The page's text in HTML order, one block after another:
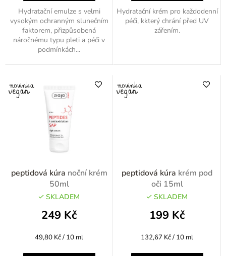
Hydratační emulze s velmi
vysokým ochranným slunečním
faktorem, přizpůsobená
náročnému typu pleti a péči v
podmínkách...
Hydratační krém pro každodenní
péči, kkterý chrání před UV
zářením.
peptidová kúra noční krém
50ml
SKLADEM
249 Kč
Měrná
49,80 Kč / 10 ml
peptidová kúra krém pod
oči 15ml
SKLADEM
199 Kč
Měrná
132,67 Kč / 10 ml